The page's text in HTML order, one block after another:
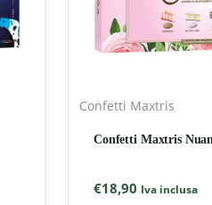
Confetti Maxtris
Confetti Maxtris
€18,90 Iva inclusa